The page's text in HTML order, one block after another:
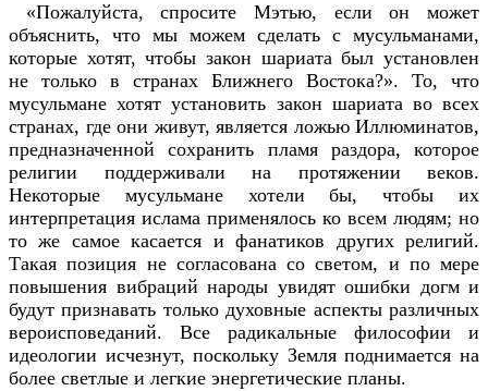
«Пожалуйста, спросите Мэтью, если он может
объяснить, что мы можем сделать с мусульманами,
которые хотят, чтобы закон шариата был установлен
не только в странах Ближнего Востока?». То, что
мусульмане хотят установить закон шариата во всех
странах, где они живут, является ложью Иллюминатов,
предназначенной сохранить пламя раздора, которое
религии поддерживали на протяжении веков.
Некоторые мусульмане хотели бы, чтобы их
интерпретация ислама применялось ко всем людям; но
то же самое касается и фанатиков других религий.
Такая позиция не согласована со светом, и по мере
повышения вибраций народы увидят ошибки догм и
будут признавать только духовные аспекты различных
вероисповеданий. Все радикальные философии и
идеологии исчезнут, поскольку Земля поднимается на
более светлые и легкие энергетические планы.